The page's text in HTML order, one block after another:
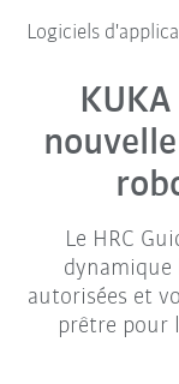
Logiciels
Le HRC
dynamique
autorisées et
prêtre pour